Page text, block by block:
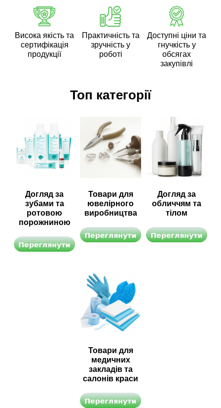
Висока якість та
сертифікація
продукції
Практичність та
зручність у
роботі
Доступні ціни та
гнучкість у
обсягах
закупівлі
Топ категорії
Догляд за
зубами та
ротовою
порожниною
Товари для
ювелірного
виробництва
Догляд за
обличчям та
тілом
Товари для
медичних
закладів та
салонів краси